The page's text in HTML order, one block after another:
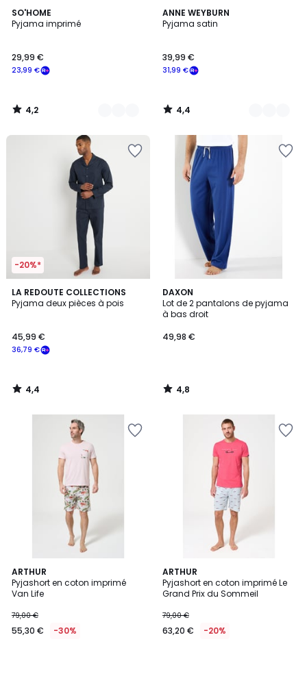
SO'HOME
Pyjama imprimé
23,99 €
29,99 €
4,2
/ 5
2
Couleurs
4,2
/
ANNE WEYBURN
Pyjama satin
31,99 €
39,99 €
4,4
/ 5
3
Couleurs
4,4
/
-20%*
LA REDOUTE COLLECTIONS
Pyjama deux pièces à pois
36,79 €
45,99 €
4,4
/ 5
4,4
/
DAXON
Lot de 2 pantalons de pyjama
à bas droit
49,98 €
4,8
/ 5
4,8
/
ARTHUR
Pyjashort en coton imprimé
Van Life
79,00 €
55,30 € -30%
ARTHUR
Pyjashort en coton imprimé Le
Grand Prix du Sommeil
79,00 €
63,20 € -20%